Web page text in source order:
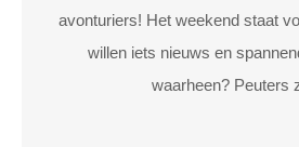
avonturiers! Het weekend staat
willen iets nieuws en
waarheen? Peuters